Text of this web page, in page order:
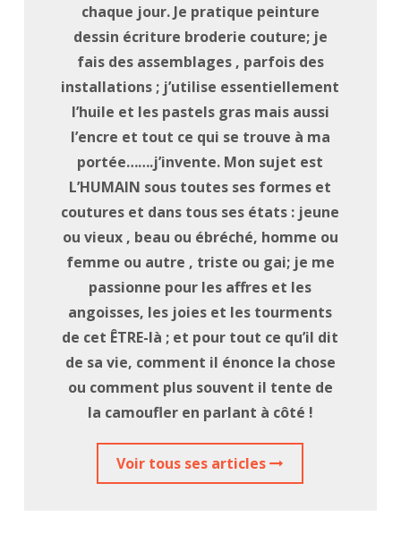
chaque jour. Je pratique peinture
dessin écriture broderie couture; je
fais des assemblages , parfois des
installations ; j’utilise essentiellement
l’huile et les pastels gras mais aussi
l’encre et tout ce qui se trouve à ma
portée…….j’invente. Mon sujet est
L’HUMAIN sous toutes ses formes et
coutures et dans tous ses états : jeune
ou vieux , beau ou ébréché, homme ou
femme ou autre , triste ou gai; je me
passionne pour les affres et les
angoisses, les joies et les tourments
de cet ÊTRE-là ; et pour tout ce qu’il dit
de sa vie, comment il énonce la chose
ou comment plus souvent il tente de
la camoufler en parlant à côté !
Voir tous ses articles